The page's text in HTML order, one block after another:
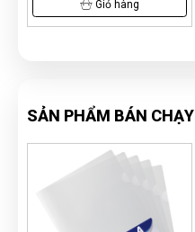
Giỏ hàng
SẢN PHẨM BÁN CHẠY